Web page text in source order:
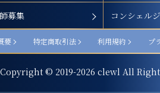
募集 コンシェル
要 特定商取引法 利用規約 プ
Copyright © 2019-2026 clewl All